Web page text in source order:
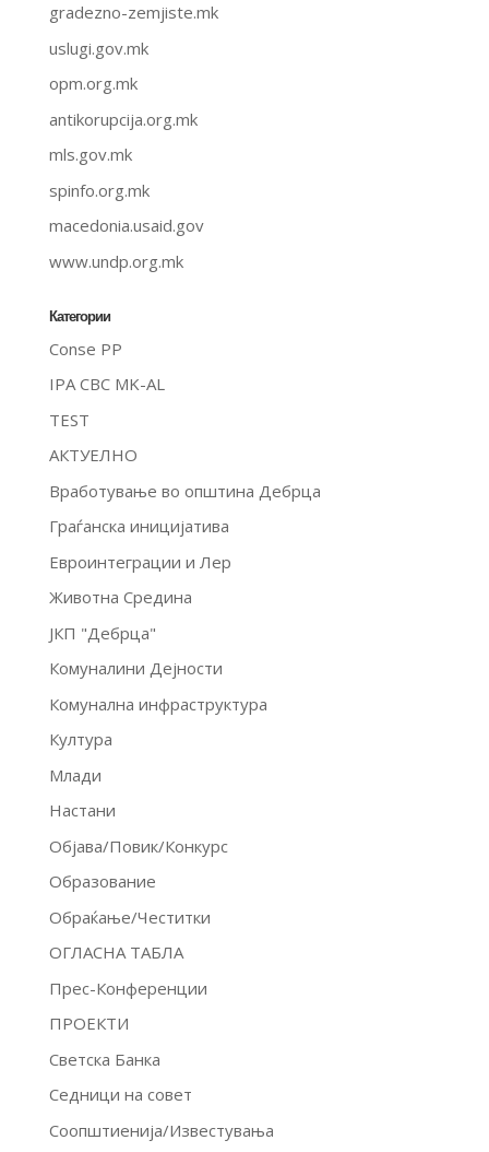
gradezno-zemjiste.mk
uslugi.gov.mk
opm.org.mk
antikorupcija.org.mk
mls.gov.mk
spinfo.org.mk
macedonia.usaid.gov
www.undp.org.mk
Категории
Conse PP
IPA CBC MK-AL
TEST
АКТУЕЛНО
Вработување во општина Дебрца
Граѓанска иницијатива
Евроинтеграции и Лер
Животна Средина
ЈКП "Дебрца"
Комуналини Дејности
Комунална инфраструктура
Култура
Млади
Настани
Објава/Повик/Конкурс
Образование
Обраќање/Честитки
ОГЛАСНА ТАБЛА
Прес-Конференции
ПРОЕКТИ
Светска Банка
Седници на совет
Соопштиенија/Известувања